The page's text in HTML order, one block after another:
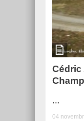
Cédric
...
04